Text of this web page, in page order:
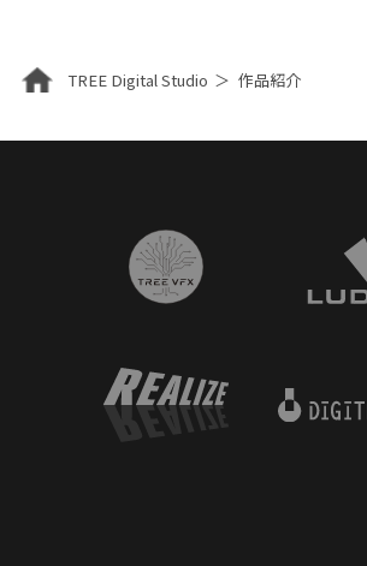
TREE Digital Studio 作品紹介